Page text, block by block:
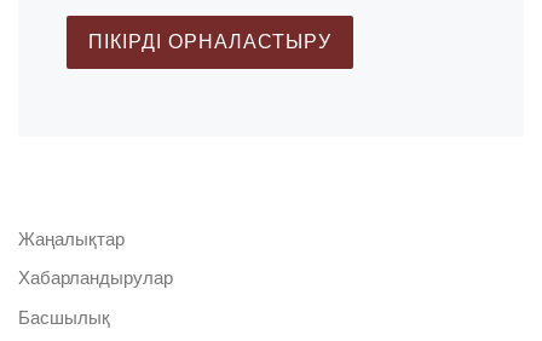
Жаңалықтар
Хабарландырулар
Басшылық